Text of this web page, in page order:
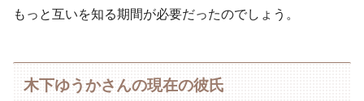
もっと互いを知る期間が必要だったのでしょう。
木下ゆうかさんの現在の彼氏